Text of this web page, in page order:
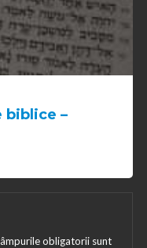
biblice –
obligatorii sunt